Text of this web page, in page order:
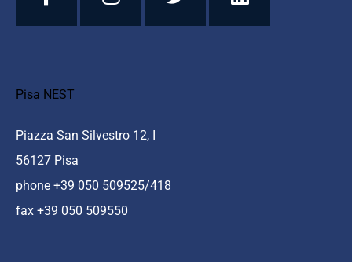
Pisa NEST
Piazza San Silvestro 12, I
56127 Pisa
phone +39 050 509525/418
fax +39 050 509550